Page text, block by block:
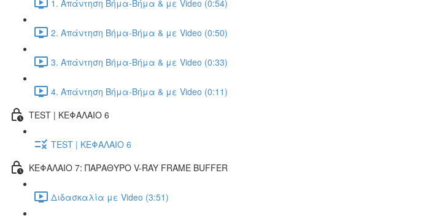
1. Απάντηση Βήμα-Βήμα & με Video (0:54)
2. Απάντηση Βήμα-Βήμα & με Video (0:50)
3. Απάντηση Βήμα-Βήμα & με Video (0:33)
4. Απάντηση Βήμα-Βήμα & με Video (0:11)
TEST | ΚΕΦΑΛΑΙΟ 6
TEST | ΚΕΦΑΛΑΙΟ 6
ΚΕΦΑΛΑΙΟ 7: ΠΑΡΑΘΥΡΟ V-RAY FRAME BUFFER
Διδασκαλία με Video (3:51)